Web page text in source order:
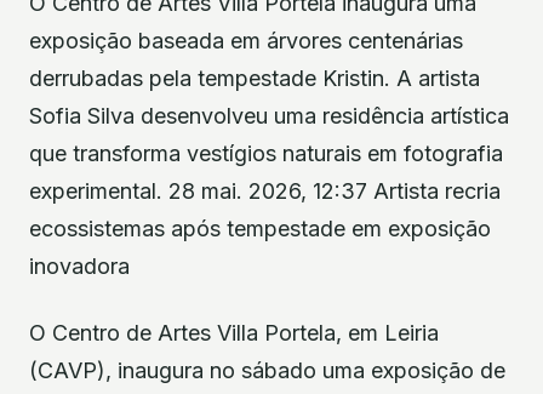
exposição baseada em árvores centenárias
derrubadas pela tempestade Kristin. A artista
Sofia Silva desenvolveu uma residência artística
que transforma vestígios naturais em fotografia
experimental. 28 mai. 2026, 12:37 Artista recria
ecossistemas após tempestade em exposição
inovadora
O Centro de Artes Villa Portela, em Leiria
(CAVP), inaugura no sábado uma exposição de